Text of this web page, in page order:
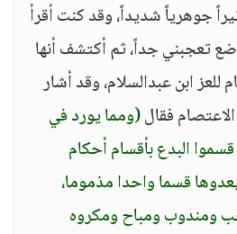
جوهرياً شديداً، وقد كنت أقرأ
تعجبني جداً، ثم أكتشف أنها
للعز ابن عبدالسلام، وقد أشار
فقال(ومما يورد في
البدع بأقسام أحكام
قسما واحدا مذموما،
ومندوب ومباح ومكروه